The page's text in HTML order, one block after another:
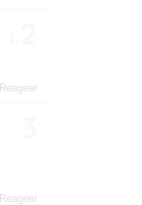
Reageer
Reageer